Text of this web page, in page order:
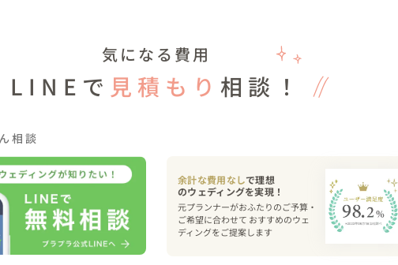
+-+-+-+-+-+-+-+-+-+-+-+-+-+-+-+-+-+-+-+-+-+-+-+-+-+
3h ※準備片付け込みの時間です。12:00～13:00はピッチ内での撮影 1h＞
り口にて集合＞受付
わって撮影開始（ピッチ以外のロケーション優先度の高いものから撮っ
（残りのロケーション撮影開始）
片付け開始
場、外観で撮影
気になる費用
LINEで 見積もり 相談！
相談
余計な費用なしで理想
元プランナーがおふたりのご予算・
ご希望に合わせて おすすめのウェ
ディングをご提案します